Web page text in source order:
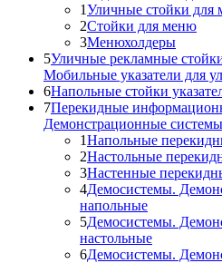
1Уличные стойки для
2Стойки для меню
3Менюхолдеры
5Уличные рекламные
Мобильные указатели для
6Напольные стойки
7Перекидные
Демонстрационные системы
1Напольные
2Настольные
3Настенные
4Демосистемы.
напольные
5Демосистемы.
настольные
6Демосистемы.